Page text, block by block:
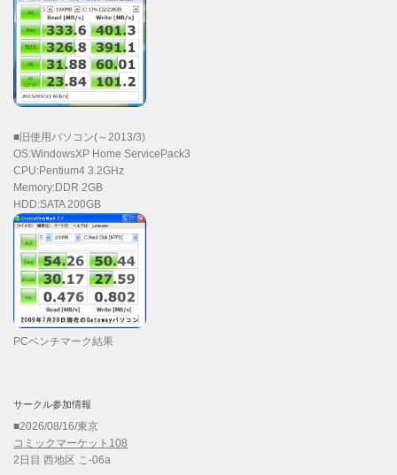
■旧使用パソコン(～2013/3)
OS:WindowsXP Home ServicePack3
CPU:Pentium4 3.2GHz
Memory:DDR 2GB
HDD:SATA 200GB
PCベンチマーク結果
サークル参加情報
■2026/08/16/東京
コミックマーケット108
2日目 西地区 こ-06a